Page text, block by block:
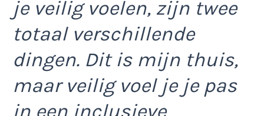
je veilig voelen, zijn twee
totaal verschillende
dingen. Dit is mijn thuis,
maar veilig voel je je pas